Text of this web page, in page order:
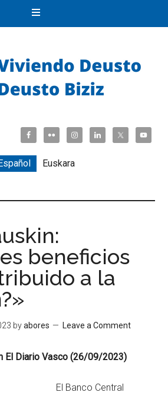
Euskara
beneficios
a la
byabores Leave a Comment
El Diario Vasco (26/09/2023)
El Banco Central